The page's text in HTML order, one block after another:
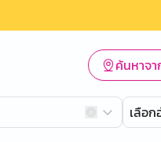
ค้นหาจ
เลือก